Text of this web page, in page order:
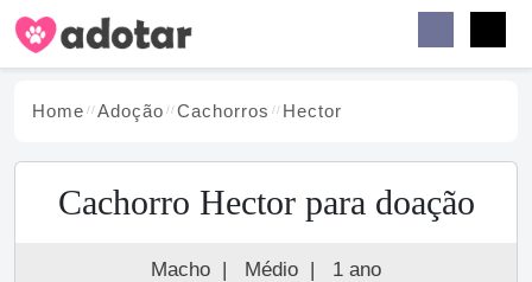
Home Adoção Cachorros Hector
Cachorro Hector para doação
Macho | Médio | 1 ano